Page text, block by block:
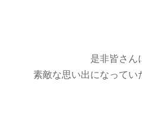
是非皆さん
素敵な思い出になってい